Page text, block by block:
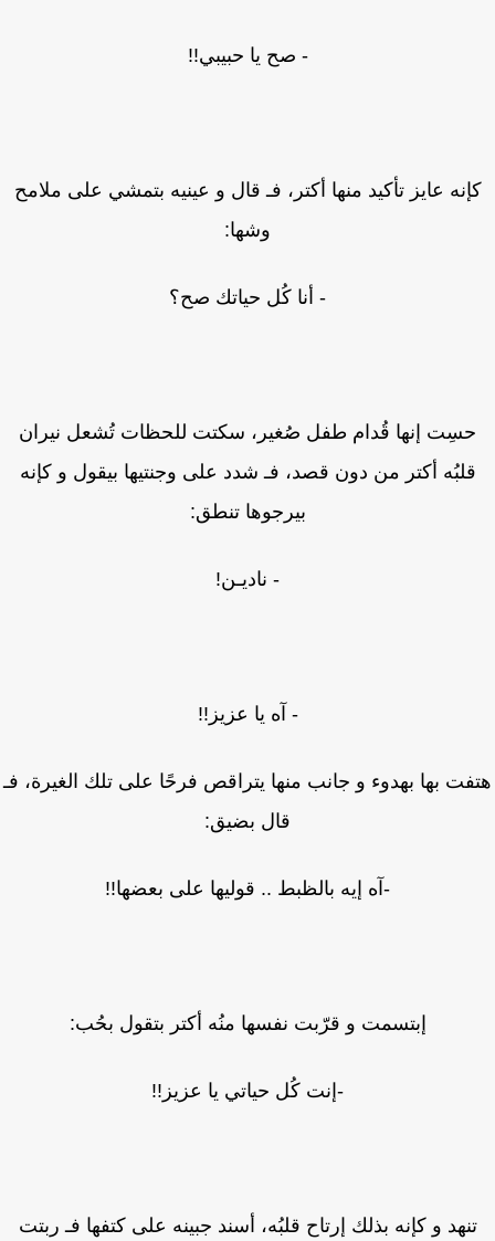
- صح يا حبيبي!!
عايز تأكيد منها أكتر، فـ قال و عينيه بتمشي على ملامح
وشها:
- أنا كُل حياتك صح؟
حسِت إنها قُدام طفل صُغير، سكتت للحظات تُشعل نيران
قلبُه أكتر من دون قصد، فـ شدد على وجنتيها بيقول و كإنه
بيرجوها تنطق:
- ناديـن!
- آه يا عزيز!!
بها بهدوء و جانب منها يتراقص فرحًا على تلك الغيرة، فـ
قال بضيق:
-آه إيه بالظبط .. قوليها على بعضها!!
إبتسمت و قرّبت نفسها منُه أكتر بتقول بحُب:
-إنت كُل حياتي يا عزيز!!
و كإنه بذلك إرتاح قلبُه، أسند جبينه على كتفها فـ ربتت